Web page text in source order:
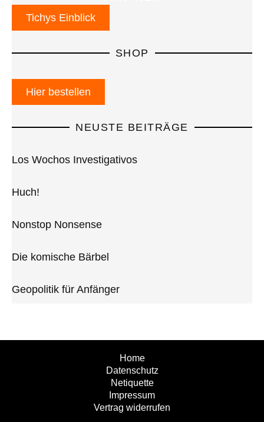
Tichys Einblick
SHOP
Hier bestellen
NEUSTE BEITRÄGE
Los Wochos Investigativos
Huch!
Nonstop Nonsense
Die komische Bärbel
Geopolitik für Anfänger
Home
Datenschutz
Netiquette
Impressum
Vertrag widerrufen